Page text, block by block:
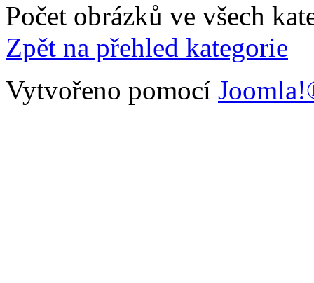
Počet obrázků ve všech
Zpět na přehled kategorie
Vytvořeno pomocí